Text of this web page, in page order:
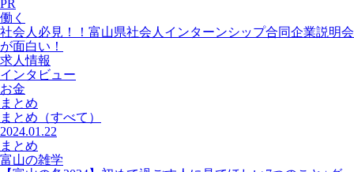
PR
働く
社会人必見！！富山県社会人インターンシップ合同企業説明会
が面白い！
求人情報
インタビュー
お金
まとめ
まとめ （すべて）
2024.01.22
まとめ
富山の雑学